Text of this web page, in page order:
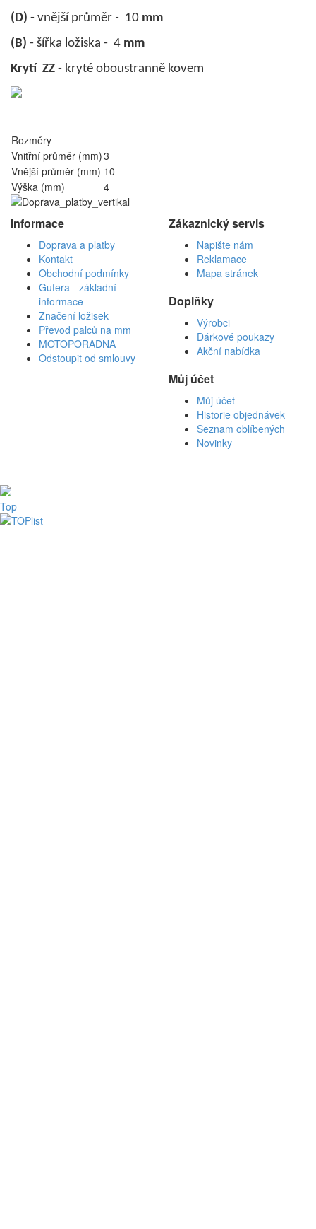
(D) - vnější průměr - 10 mm
(B) - šířka ložiska - 4 mm
Krytí ZZ - kryté oboustranně kovem
Rozměry
Vnitřní průměr (mm)3
Vnější průměr (mm) 10
Výška (mm)
4
Informace
Doprava a platby
Kontakt
Obchodní podmínky
Gufera - základní
informace
Značení ložisek
Převod palců na mm
MOTOPORADNA
Odstoupit od smlouvy
Zákaznický servis
Napište nám
Reklamace
Mapa stránek
Doplňky
Výrobci
Dárkové poukazy
Akční nabídka
Můj účet
Můj účet
Historie objednávek
Seznam oblíbených
Novinky
Top